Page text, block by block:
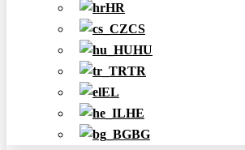
HR
CS
HU
TR
EL
HE
BG